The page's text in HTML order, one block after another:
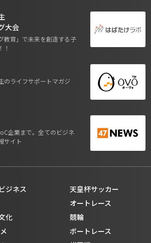
大会
教育」で未来を創造する子
！
のライフサポートマガジ
企業まで。全てのビジネ
サイト
ジネス
化
天皇杯サッカー
オートレース
競輪
ボートレース